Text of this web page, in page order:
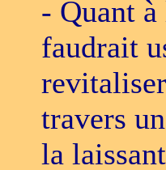
- Quant
faudrait
travers
la